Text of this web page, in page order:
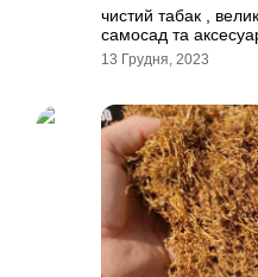
чистий табак ,
самосад та
13 Грудня, 2023